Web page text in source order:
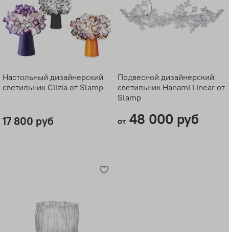
Настольный дизайнерский
светильник Clizia от Slamp
17 800 руб
Подвесной дизайнерский
светильник Hanami Linear от
Slamp
от48 000 руб